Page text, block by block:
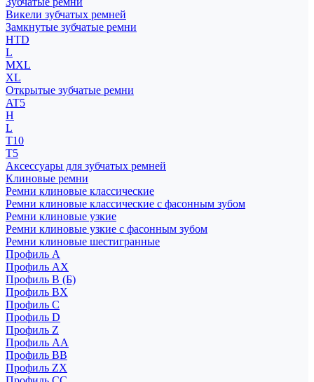
Викели зубчатых ремней
Замкнутые зубчатые ремни
HTD
L
MXL
XL
Открытые зубчатые ремни
AT5
H
L
T10
T5
Аксессуары для зубчатых ремней
Клиновые ремни
Ремни клиновые классические
Ремни клиновые классические с фасонным зубом
Ремни клиновые узкие
Ремни клиновые узкие с фасонным зубом
Ремни клиновые шестигранные
Профиль A
Профиль AX
Профиль B (Б)
Профиль BX
Профиль C
Профиль D
Профиль Z
Профиль АА
Профиль BB
Профиль ZX